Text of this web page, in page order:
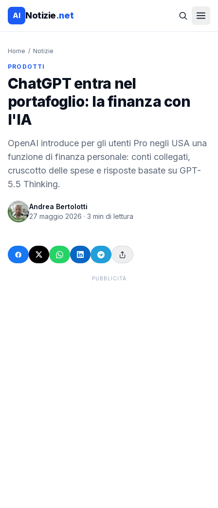
AI Notizie.net
Home / Notizie
PRODOTTI
ChatGPT entra nel
portafoglio: la finanza con
l'IA
OpenAI introduce per gli utenti Pro negli USA una
funzione di finanza personale: conti collegati,
cruscotto delle spese e risposte basate su GPT-
5.5 Thinking.
Andrea Bertolotti
27 maggio 2026 · 3 min di lettura
PUBBLICITÀ